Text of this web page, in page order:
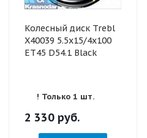
Колесный диск Trebl
X40039 5.5x15/4x100
ET45 D54.1 Black
! Только 1 шт.
2 330 руб.